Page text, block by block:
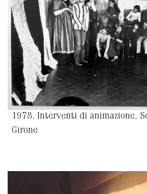
1978, Interventi di animazione,
Girone